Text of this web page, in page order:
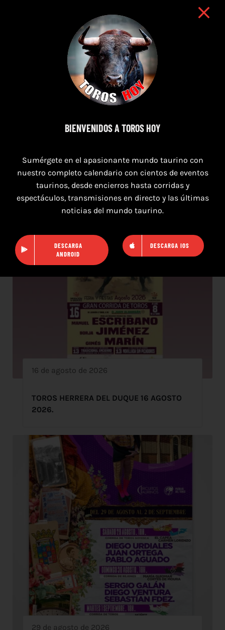
16 de agosto de 2026
TOROS HERRERA DEL DUQUE 16 AGOSTO
2026.
29 de agosto de 2026
BIENVENIDOS A TOROS HOY
Sumérgete en el apasionante mundo taurino con
nuestro completo calendario con cientos de eventos
taurinos, desde encierros hasta corridas y
espectáculos, transmisiones en directo y las últimas
noticias del mundo taurino.
DESCARGA
ANDROID
DESCARGA IOS